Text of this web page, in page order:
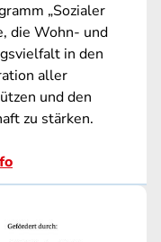
„Sozialer
die Wohn- und
in den
aller
und den
zu stärken.